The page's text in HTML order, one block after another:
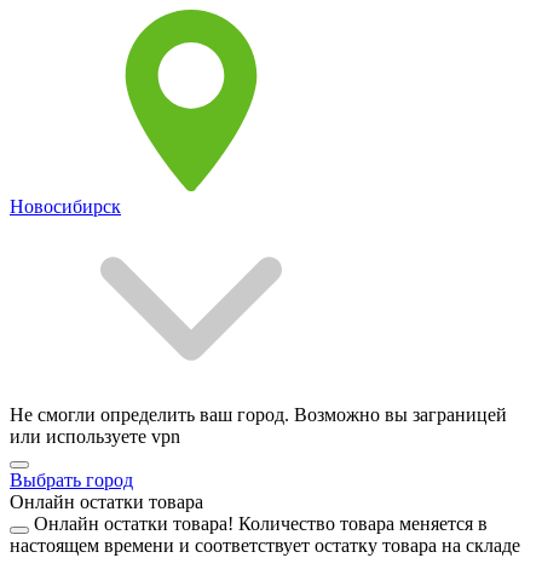
Новосибирск
Не смогли определить ваш город. Возможно вы заграницей
или используете vpn
Выбрать город
Онлайн остатки товара
Онлайн остатки товара! Количество товара меняется в
настоящем времени и соответствует остатку товара на складе